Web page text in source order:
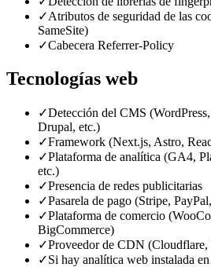
✓Atributos de seguridad de las
SameSite)
✓Cabecera Referrer-Policy
Tecnologías web
✓Detección del CMS
Drupal, etc.)
✓Framework (Next.js, Astro,
✓Plataforma de analítica (GA4,
etc.)
✓Presencia de redes publicitarias
✓Pasarela de pago (Stripe,
✓Plataforma de comercio
BigCommerce)
✓Proveedor de CDN (Cloudflare,
✓Si hay analítica web instalada